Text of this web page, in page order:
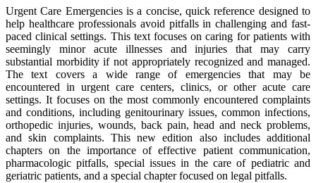
Urgent Care Emergencies is a concise, quick reference designed to
help healthcare professionals avoid pitfalls in challenging and fast-
paced clinical settings. This text focuses on caring for patients with
seemingly minor acute illnesses and injuries that may carry
substantial morbidity if not appropriately recognized and managed.
The text covers a wide range of emergencies that may be
encountered in urgent care centers, clinics, or other acute care
settings. It focuses on the most commonly encountered complaints
and conditions, including genitourinary issues, common infections,
orthopedic injuries, wounds, back pain, head and neck problems,
and skin complaints. This new edition also includes additional
chapters on the importance of effective patient communication,
pharmacologic pitfalls, special issues in the care of pediatric and
geriatric patients, and a special chapter focused on legal pitfalls.